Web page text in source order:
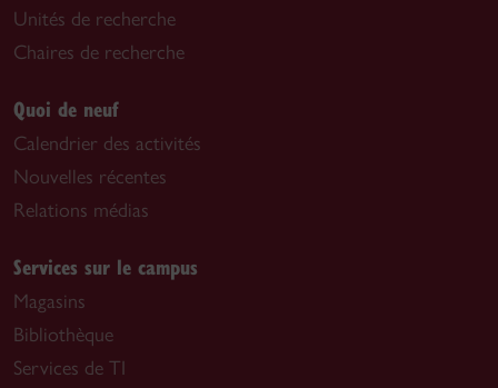
Unités de recherche
Chaires de recherche
Quoi de neuf
Calendrier des activités
Nouvelles récentes
Relations médias
Services sur le campus
Magasins
Bibliothèque
Services de TI